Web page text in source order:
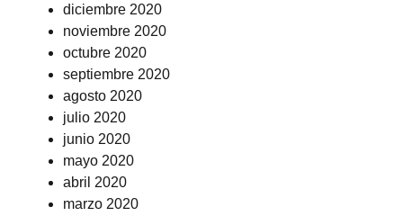
diciembre 2020
noviembre 2020
octubre 2020
septiembre 2020
agosto 2020
julio 2020
junio 2020
mayo 2020
abril 2020
marzo 2020